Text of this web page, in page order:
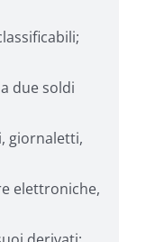
due soldi
giornaletti,
elettroniche,